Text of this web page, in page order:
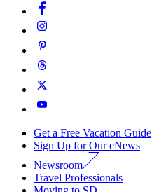
Get a Free Vacation Guide
Sign Up for Our eNews
Newsroom
Travel Professionals